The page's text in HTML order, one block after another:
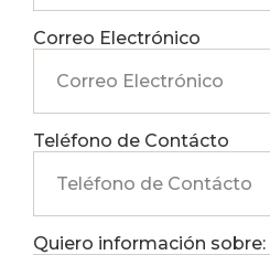
Correo Electrónico
Teléfono de Contácto
Quiero información sobre: